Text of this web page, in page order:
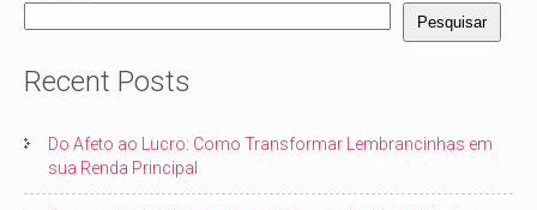
Pesquisar
Recent Posts
Do Afeto ao Lucro: Como Transformar Lembrancinhas em
sua Renda Principal